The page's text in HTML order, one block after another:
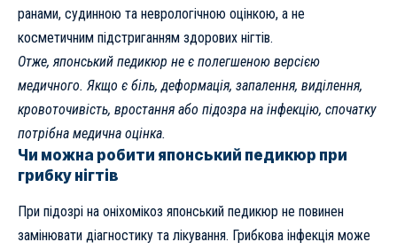
ранами, судинною та неврологічною оцінкою, а не
косметичним підстриганням здорових нігтів.
Отже, японський педикюр не є полегшеною версією
медичного. Якщо є біль, деформація, запалення, виділення,
кровоточивість, вростання або підозра на інфекцію, спочатку
потрібна медична оцінка.
Чи можна робити японський педикюр при
грибку нігтів
При підозрі на оніхомікоз японський педикюр не повинен
замінювати діагностику та лікування. Грибкова інфекція може